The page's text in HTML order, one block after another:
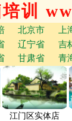
培训
北京市 上
辽宁省 吉
甘肃省 青
江门区实体店